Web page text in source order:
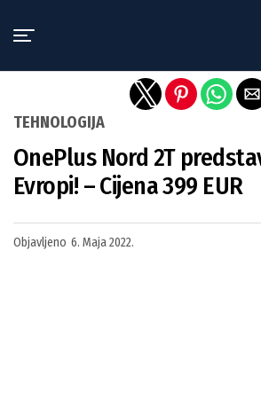
TEHNOLOGIJA
OnePlus Nord 2T
Evropi! – Cijena 399 EUR
Objavljeno 6. Maja 2022.